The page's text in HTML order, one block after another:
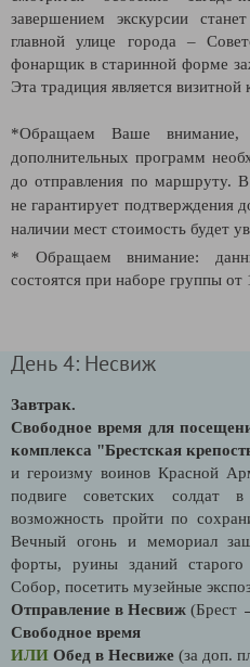
завершением экскурсии
главной улице города –
фонарщик в старинной форме
Эта традиция является визитной
*Обращаем Ваше внимание,
дополнительных программ
до отправления по маршруту.
не гарантирует подтверждения
наличии мест стоимость будет
* Обращаем внимание:
состоятся при наборе группы от
День 4: Несвиж
Завтрак.
Свободное время для
комплекса "Брестская
и героизму воинов Красной
подвиге советских
возможность пройти по
Вечный огонь и мемориал
форты, руины зданий старого
Собор, посетить музейные
Отправление в Несвиж (Брест
Свободное время
ИЛИ Обед в Несвиже (за доп.